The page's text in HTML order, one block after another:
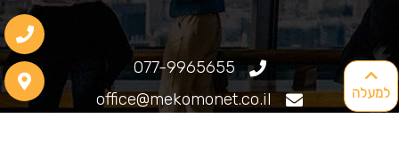
למעלה
077-9965655
office@mekomonet.co.il